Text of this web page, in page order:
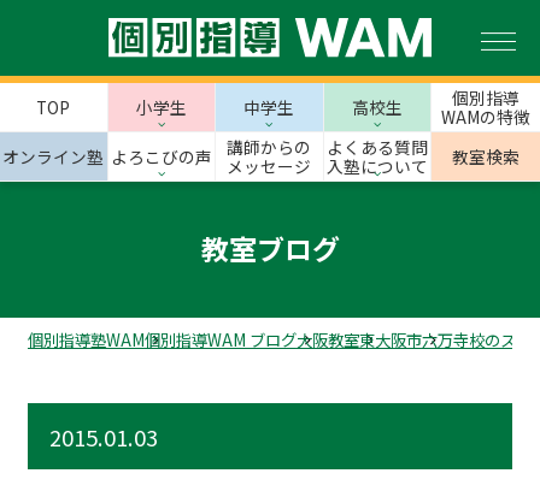
TOP 小学生 中学生 高校生
個別指導
WAMの特徴
オンライン塾 よろこびの声
講師からの
メッセージ
よくある質問
入塾について
教室検索
教室ブログ
個別指導塾WAM個別指導WAM ブログ大阪教室東大阪市六万寺校のスタ
2015.01.03